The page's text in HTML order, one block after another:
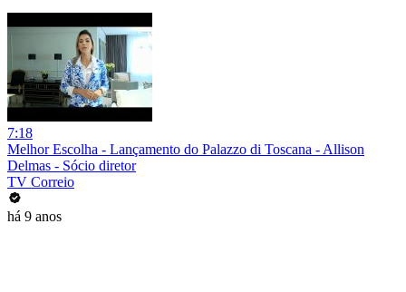
7:18
Melhor Escolha - Lançamento do Palazzo di Toscana - Allison
Delmas - Sócio diretor
TV Correio
há 9 anos